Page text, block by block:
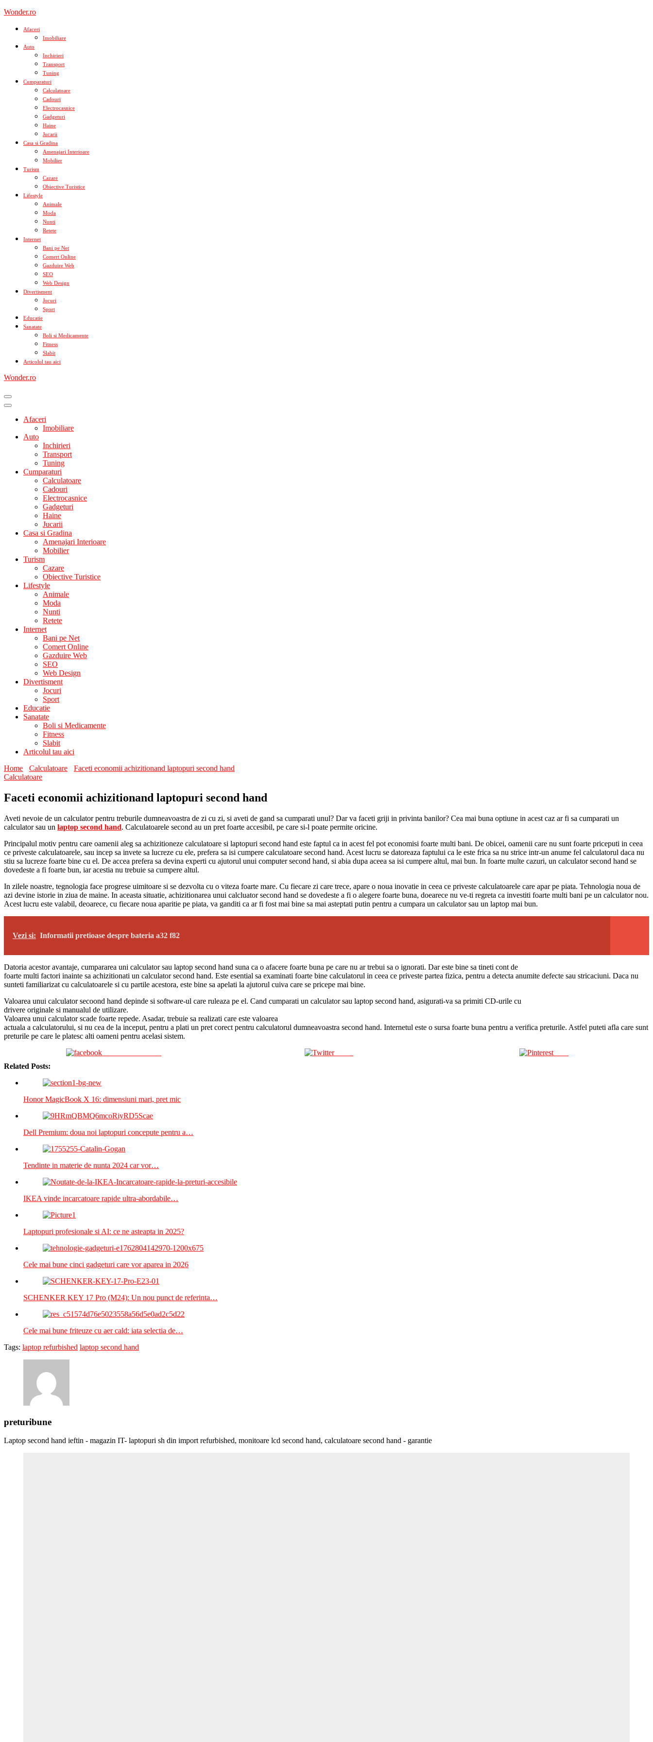
Skip
content
Wonder.ro
Afaceri
Imobiliare
Auto
Inchirieri
Transport
Tuning
Cumparaturi
Calculatoare
Cadouri
Electrocasnice
Gadgeturi
Haine
Jucarii
Casa si Gradina
Amenajari Interioare
Mobilier
Turism
Cazare
Obiective Turistice
Lifestyle
Animale
Moda
Nunti
Retete
Internet
Bani pe Net
Comert Online
Gazduire Web
SEO
Web Design
Divertisment
Jocuri
Sport
Educatie
Sanatate
Boli si Medicamente
Fitness
Slabit
Articolul tau aici
Wonder.ro
Afaceri
Imobiliare
Auto
Inchirieri
Transport
Tuning
Cumparaturi
Calculatoare
Cadouri
Electrocasnice
Gadgeturi
Haine
Jucarii
Casa si Gradina
Amenajari Interioare
Mobilier
Turism
Cazare
Obiective Turistice
Lifestyle
Animale
Moda
Nunti
Retete
Internet
Bani pe Net
Comert Online
Gazduire Web
SEO
Web Design
Divertisment
Jocuri
Sport
Educatie
Sanatate
Boli si Medicamente
Fitness
Slabit
Articolul tau aici
Home
Calculatoare
Faceti economii achizitionand laptopuri second hand
Calculatoare
Faceti economii achizitionand laptopuri second hand
Aveti nevoie de un calculator pentru treburile dumneavoastra de zi cu zi, si aveti de gand sa cumparati unul? Dar va faceti griji in privinta banilor? Cea mai buna optiune in acest caz ar fi sa cumparati un
calculator sau un laptop second hand. Calculatoarele second au un pret foarte accesibil, pe care si-l poate permite oricine.
Principalul motiv pentru care oamenii aleg sa achizitioneze calculatoare si laptopuri second hand este faptul ca in acest fel pot economisi foarte multi bani. De obicei, oamenii care nu sunt foarte priceputi in ceea
ce priveste calculatoarele, sau incep sa invete sa lucreze cu ele, prefera sa isi cumpere calculatoare second hand. Acest lucru se datoreaza faptului ca le este frica sa nu strice intr-un anume fel calculatorul daca nu
stiu sa lucreze foarte bine cu el. De accea prefera sa devina experti cu ajutorul unui computer second hand, si abia dupa aceea sa isi cumpere altul, mai bun. In foarte multe cazuri, un calculator second hand se
dovedeste a fi foarte bun, iar acestia nu trebuie sa cumpere altul.
In zilele noastre, tegnologia face progrese uimitoare si se dezvolta cu o viteza foarte mare. Cu fiecare zi care trece, apare o noua inovatie in ceea ce priveste calculatoarele care apar pe piata. Tehnologia noua de
azi devine istorie in ziua de maine. In aceasta situatie, achizitionarea unui calcluator second hand se dovedeste a fi o alegere foarte buna, doearece nu ve-ti regreta ca investiti foarte multi bani pe un calculator nou.
Acest lucru este valabil, deoarece, cu fiecare noua aparitie pe piata, va ganditi ca ar fi fost mai bine sa mai asteptati putin pentru a cumpara un calculator sau un laptop mai bun.
Vezi si: Informatii pretioase despre bateria a32 f82
Datoria acestor avantaje, cumpararea uni calculator sau laptop second hand suna ca o afacere foarte buna pe care nu ar trebui sa o ignorati. Dar este bine sa tineti cont de
foarte multi factori inainte sa achizitionati un calculator second hand. Este esential sa examinati foarte bine calculatorul in ceea ce priveste partea fizica, pentru a detecta anumite defecte sau stricaciuni. Daca nu
sunteti familiarizat cu calculatoarele si cu partile acestora, este bine sa apelati la ajutorul cuiva care se pricepe mai bine.
Valoarea unui calculator secoond hand depinde si software-ul care ruleaza pe el. Cand cumparati un calculator sau laptop second hand, asigurati-va sa primiti CD-urile cu
drivere originale si manualul de utilizare.
Valoarea unui calculator scade foarte repede. Asadar, trebuie sa realizati care este valoarea
actuala a calculatorului, si nu cea de la inceput, pentru a plati un pret corect pentru calculatorul dumneavoastra second hand. Internetul este o sursa foarte buna pentru a verifica preturile. Astfel puteti afla care sunt
preturile pe care le platesc alti oameni pentru acelasi sistem.
Tweet
Related Posts:
Honor MagicBook X 16: dimensiuni mari, pret mic
Dell Premium: doua noi laptopuri concepute pentru a…
Tendinte in materie de nunta 2024 car vor…
IKEA vinde incarcatoare rapide ultra-abordabile…
Laptopuri profesionale si AI: ce ne asteapta in 2025?
Cele mai bune cinci gadgeturi care vor aparea in 2026
SCHENKER KEY 17 Pro (M24): Un nou punct de referinta…
Cele mai bune friteuze cu aer cald: iata selectia de…
Tags: laptop refurbished laptop second hand
preturibune
Laptop second hand ieftin - magazin IT- laptopuri sh din import refurbished, monitoare lcd second hand, calculatoare second hand - garantie